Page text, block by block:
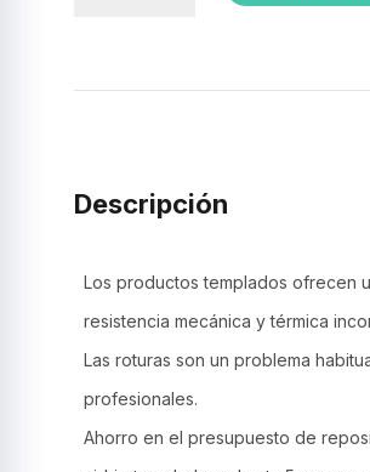
Descripción
Los productos templados ofrecen
resistencia mecánica y térmica
Las roturas son un problema
profesionales.
Ahorro en el presupuesto de